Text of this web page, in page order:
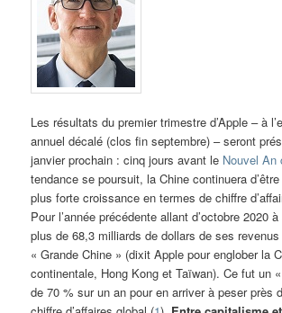
Les résultats du premier trimestre d’Apple – à
annuel décalé (clos fin septembre) – seront
janvier prochain : cinq jours avant le Nouvel An
tendance se poursuit, la Chine continuera
plus forte croissance en termes de chiffre
Pour l’année précédente allant d’octobre 2020
plus de 68,3 milliards de dollars de ses
« Grande Chine » (dixit Apple pour englober la
continentale, Hong Kong et Taïwan). Ce fut un
de 70 % sur un an pour en arriver à peser près